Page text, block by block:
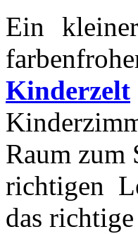
Ein
Kinderzelt
Raum zum
richtigen
das